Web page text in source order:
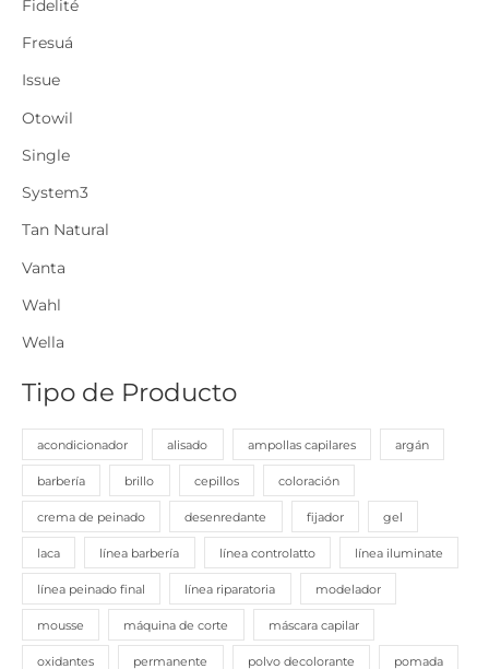
r
:
Fidelité
Fresuá
Issue
Otowil
Single
System3
Tan Natural
Vanta
Wahl
Wella
Tipo de Producto
acondicionador alisado ampollas capilares argán
barbería brillo cepillos coloración
crema de peinado desenredante fijador gel
laca línea barbería línea controlatto línea iluminate
línea peinado final línea riparatoria modelador
mousse máquina de corte máscara capilar
oxidantes permanente polvo decolorante pomada